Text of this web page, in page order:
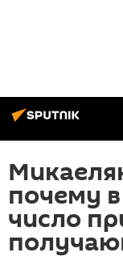
почему
число